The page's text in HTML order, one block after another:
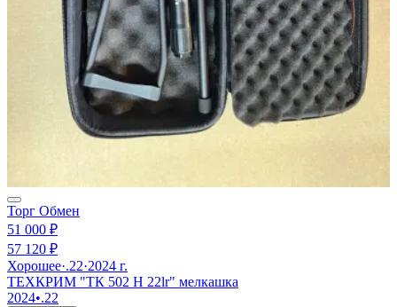
Торг Обмен
51 000 ₽
57 120 ₽
Хорошее·.22·2024 г.
ТЕХКРИМ "ТК 502 Н 22lr" мелкашка
2024•.22